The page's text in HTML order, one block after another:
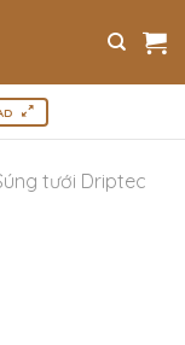
tưới Driptec